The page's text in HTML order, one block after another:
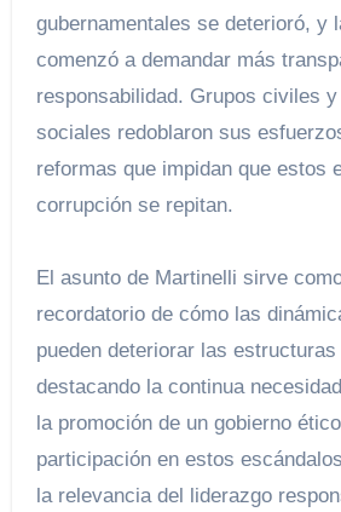
gubernamentales se deterioró, y
comenzó a demandar más
responsabilidad. Grupos civiles
sociales redoblaron sus
reformas que impidan que estos
corrupción se repitan.
El asunto de Martinelli sirve
recordatorio de cómo las
pueden deteriorar las
destacando la continua
la promoción de un gobierno
participación en estos
la relevancia del liderazgo